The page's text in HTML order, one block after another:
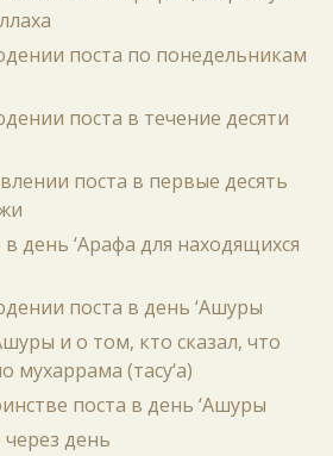
поста по понедельникам
поста в течение десяти
поста в первые десять
в день ‘Арафа для находящихся
поста в день ‘Ашуры
и о том, кто сказал, что
мухаррама (тасу‘а)
поста в день ‘Ашуры
через день